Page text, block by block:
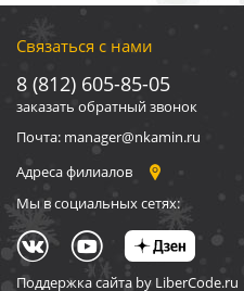
Связаться с нами
8 (812) 605-85-05
заказать обратный звонок
Почта: manager@nkamin.ru
Адреса филиалов
Мы в социальных сетях:
Поддержка сайта by LiberCode.ru